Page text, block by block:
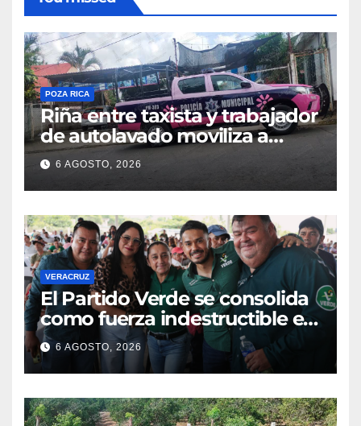
POZA RICA
Riña entre taxista y trabajador
de autolavado moviliza a
policías en Poza Rica
6 AGOSTO, 2026
VERACRUZ
​El Partido Verde se consolida
como fuerza indestructible en
la zona norte de Veracruz
6 AGOSTO, 2026